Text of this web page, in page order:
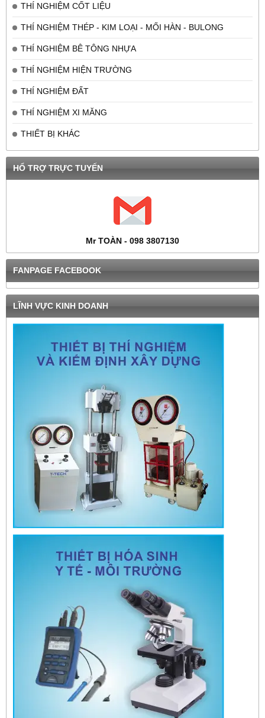
THÍ NGHIỆM CỐT LIỆU
THÍ NGHIỆM THÉP - KIM LOẠI - MỐI HÀN - BULONG
THÍ NGHIỆM BÊ TÔNG NHỰA
THÍ NGHIỆM HIỆN TRƯỜNG
THÍ NGHIỆM ĐẤT
THÍ NGHIỆM XI MĂNG
THIẾT BỊ KHÁC
HỔ TRỢ TRỰC TUYẾN
Mr TOÀN - 098 3807130
FANPAGE FACEBOOK
LĨNH VỰC KINH DOANH